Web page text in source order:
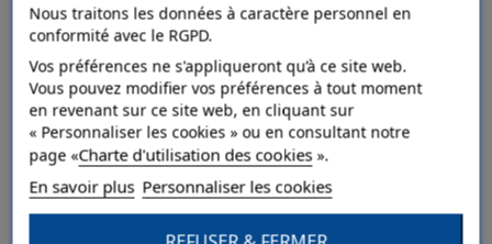
L'OUTIL PARFAIT Taloche éponge
Détails
Nous traitons les données à caractère personnel en
conformité avec le RGPD.
Vos préférences ne s'appliqueront qu’à ce site web.
Vous pouvez modifier vos préférences à tout moment
en revenant sur ce site web, en cliquant sur
« Personnaliser les cookies » ou en consultant notre
page «Charte d'utilisation des cookies».
En savoir plus Personnaliser les cookies